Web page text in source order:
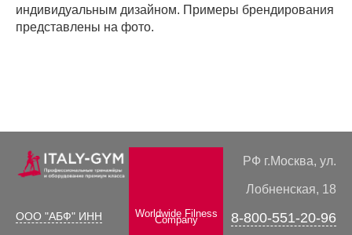
индивидуальным дизайном. Примеры брендирования
представлены на фото.
ООО "АБФ" ИНН Worldwide Filness
Company
РФ г.Москва, ул.
Лобненская, 18
8-800-551-20-96